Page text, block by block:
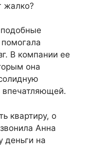
жалко?
подобные
В компании ее
она
впечатляющей.
квартиру, о
Анна
деньги на